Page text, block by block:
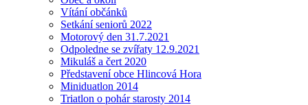
Vítání občánků
Setkání seniorů 2022
Motorový den 31.7.2021
Odpoledne se zvířaty 12.9.2021
Mikuláš a čert 2020
Představení obce Hlincová Hora
Miniduatlon 2014
Triatlon o pohár starosty 2014